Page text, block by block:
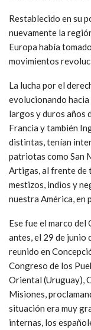
Restablecido en su
nuevamente la
Europa había
movimientos
La lucha por el
evolucionando hacia
largos y duros años
Francia y también
distintas, tenían
patriotas como San
Artigas, al frente de
mestizos, indios y
nuestra América, en
Ese fue el marco del
antes, el 29 de junio
reunido en
Congreso de los
Oriental (Uruguay),
Misiones,
situación era muy
internas, los